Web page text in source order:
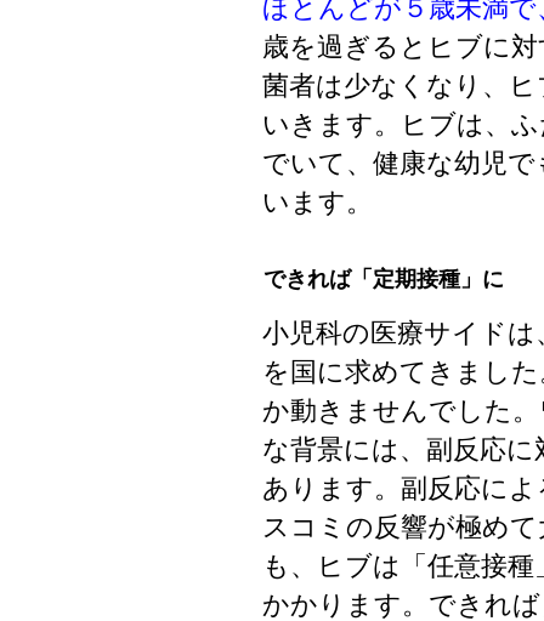
ほとんどが５歳未満
歳を過ぎるとヒブに
菌者は少なくなり、
いきます。ヒブは、
でいて、健康な幼児
います。
できれば「定期接種」に
小児科の医療サイド
を国に求めてきまし
か動きませんでした
な背景には、副反応
あります。副反応に
スコミの反響が極め
も、ヒブは「任意接
かかります。できれ